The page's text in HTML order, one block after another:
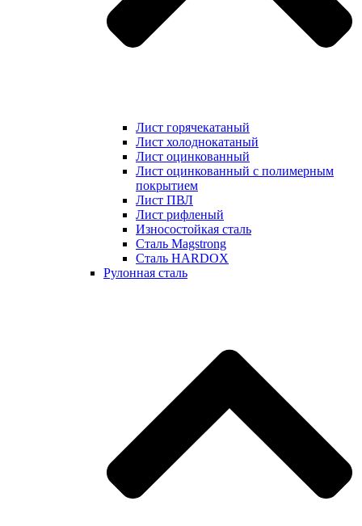
Лист горячекатаный
Лист холоднокатаный
Лист оцинкованный
Лист оцинкованный с полимерным
покрытием
Лист ПВЛ
Лист рифленый
Износостойкая сталь
Сталь Magstrong
Сталь HARDOX
Рулонная сталь